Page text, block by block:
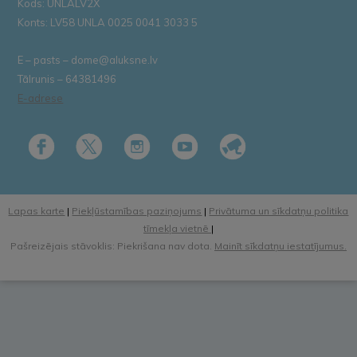
Kods: UNLALV2X
Konts: LV58 UNLA 0025 0041 3033 5
E – pasts – dome@aluksne.lv
Tālrunis – 64381496
E-adrese
Lapas karte | Piekļūstamības paziņojums | Privātuma un sīkdatņu politika
tīmekļa vietnē |
Pašreizējais stāvoklis: Piekrišana nav dota. Mainīt sīkdatņu iestatījumus.